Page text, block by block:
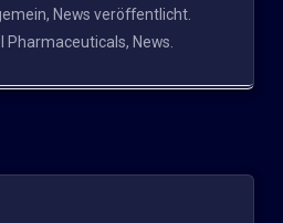
, News veröffentlicht.
Pharmaceuticals, News.